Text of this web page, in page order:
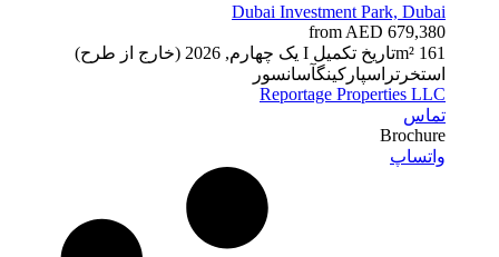
Dubai Investment Park, Dubai
from AED 679,380
161 m² تاریخ تکمیل I یک چهارم, 2026 (خارج از طرح)
استخر تراسپارکینگآسانسور
Reportage Properties LLC
تماس
Brochure
واتساپ